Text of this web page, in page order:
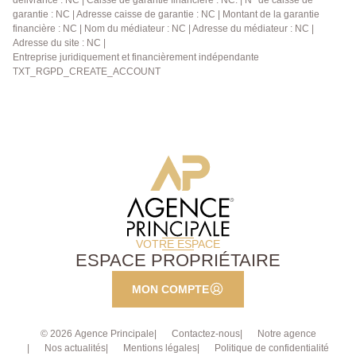
propose 3 chambres toutes dotées de placards
intégrés. Une salle de bains confortables et un WC
indépendant. Les combles sont aménageables pour
une éventuelle 4ième chambre. Les + : -
CONTSRUCTION 2018, EXCELLENTE ISOLATION,
PLACES DE PARKING DONT 1 PARKING C'est une
secteur ! Contactez VOTRE AGENCE PRINCIPALE
garantie : NC | Adresse caisse de garantie : NC | Montant de la garantie
financière : NC | Nom du médiateur : NC | Adresse du médiateur : NC |
Adresse du site : NC |
Entreprise juridiquement et financièrement indépendante
TXT_RGPD_CREATE_ACCOUNT
VOTRE ESPACE
ESPACE PROPRIÉTAIRE
MON COMPTE
© 2026 Agence Principale Contactez-nous
Notre agence
Nos actualités
Mentions légales Politique de confidentialité